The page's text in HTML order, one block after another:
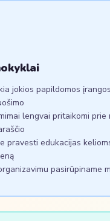
jokios papildomos
lengvai pritaikomi prie
pravesti edukacijas
pasirūpiname